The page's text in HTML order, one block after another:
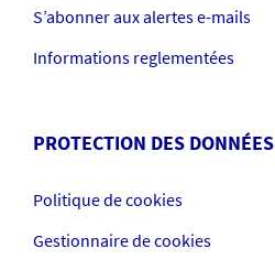
S’abonner aux alertes e-mails
Informations reglementées
PROTECTION DES DONNÉES
Politique de cookies
Gestionnaire de cookies